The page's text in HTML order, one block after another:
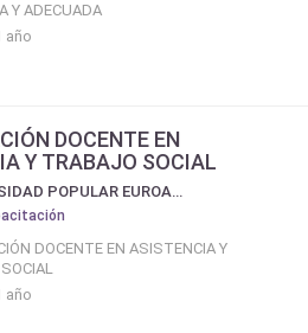
Y ADECUADA
año
DOCENTE EN
Y TRABAJO SOCIAL
UPEA UNIVERSIDAD POPULAR EUROAMERICANA
DOCENTE EN ASISTENCIA Y
año